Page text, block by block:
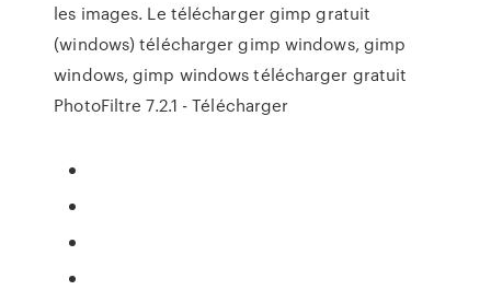
les images. Le télécharger gimp gratuit
(windows) télécharger gimp windows, gimp
windows, gimp windows télécharger gratuit
PhotoFiltre 7.2.1 - Télécharger